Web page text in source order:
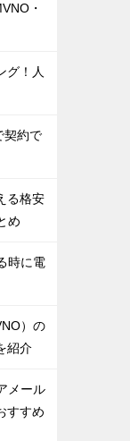
・
グ！人
契約で
る格安
め
時に電
）の
紹介
メール
すすめ